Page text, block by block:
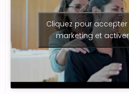
Cliquez pour
marketing et